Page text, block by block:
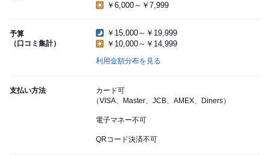
￥6,000～￥7,999
予算
（口コミ集計）
￥15,000～￥19,999
￥10,000～￥14,999
利用金額分布を見る
支払い方法
カード可
（VISA、Master、JCB、AMEX、Diners）
電子マネー不可
QRコード決済不可